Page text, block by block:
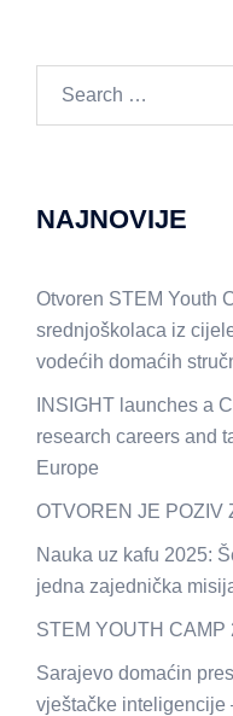
NAJNOVIJE
Otvoren STEM Youth
srednjoškolaca iz
vodećih domaćih
INSIGHT launches a
research careers and
Europe
OTVOREN JE POZIV
Nauka uz kafu 2025:
jedna zajednička
STEM YOUTH CAMP
Sarajevo domaćin
vještačke inteligencije